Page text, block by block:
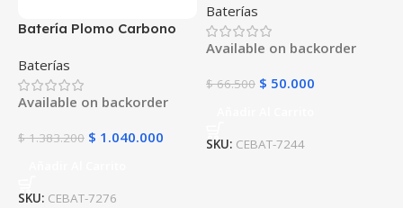
Batería Plomo Carbono
VRLA | Máxima Capacidad
| Ciclo Profundo para
Grandes Proyectos
Baterías
Available on backorder
$1.383.200 $ 1.040.000
SKU: CEBAT-7276
Battery | Para UPS y
Alarmas
Baterías
Available on backorder
$66.500 $ 50.000
SKU: CEBAT-7244